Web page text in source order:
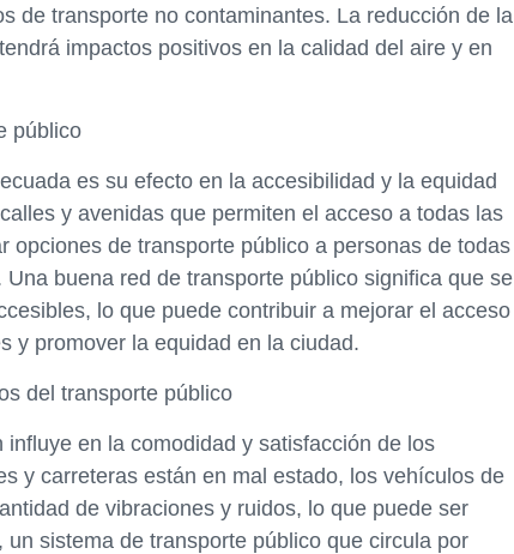
de transporte no contaminantes. La reducción de la
impactos positivos en la calidad del aire y en
público
es su efecto en la accesibilidad y la equidad
y avenidas que permiten el acceso a todas las
opciones de transporte público a personas de todas
buena red de transporte público significa que se
lo que puede contribuir a mejorar el acceso
y promover la equidad en la ciudad.
del transporte público
en la comodidad y satisfacción de los
y carreteras están en mal estado, los vehículos de
de vibraciones y ruidos, lo que puede ser
sistema de transporte público que circula por